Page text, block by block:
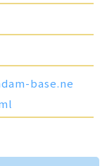
base.ne